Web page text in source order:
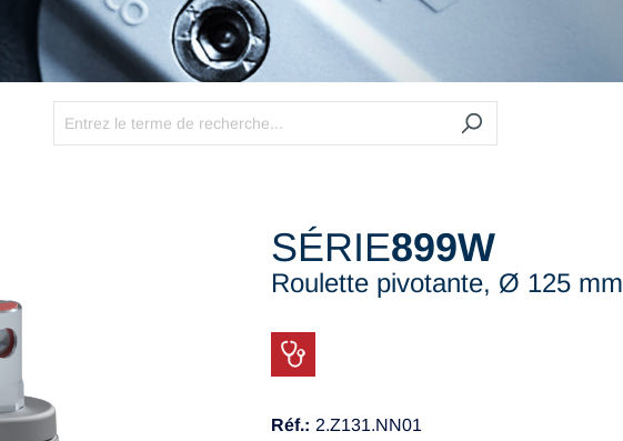
SÉRIE899W
Roulette pivotante, Ø 125 mm
Réf.: 2.Z131.NN01